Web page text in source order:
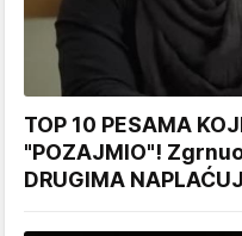
TOP 10 PESAMA
"POZAJMIO"!
DRUGIMA